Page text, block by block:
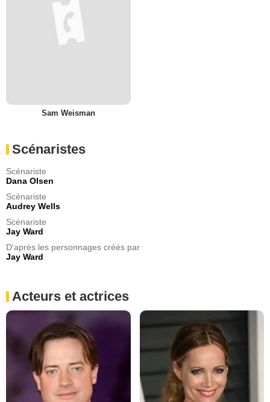
Sam Weisman
Scénaristes
Scénariste
Dana Olsen
Scénariste
Audrey Wells
Scénariste
Jay Ward
D'après les personnages créés par
Jay Ward
Acteurs et actrices